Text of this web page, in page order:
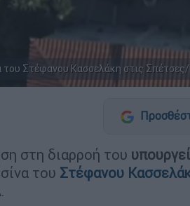
του Στέφανου Κασσελάκη στις
στη διαρροή του
του Στέφανου
.